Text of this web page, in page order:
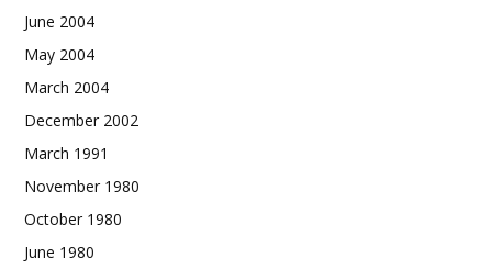
June 2004
May 2004
March 2004
December 2002
March 1991
November 1980
October 1980
June 1980